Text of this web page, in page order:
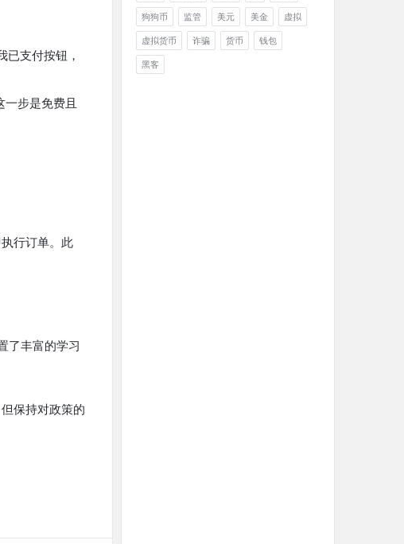
已支付按钮，
步是免费且
行订单。此
了丰富的学习
保持对政策的
狗狗币
监管 美元 美金
虚拟
虚拟货币
诈骗 货币
钱包
黑客